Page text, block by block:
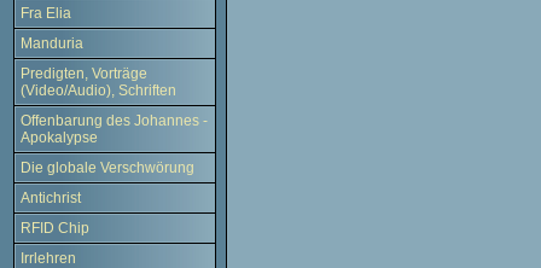
Fra Elia
Manduria
Predigten, Vorträge
(Video/Audio), Schriften
Offenbarung des Johannes -
Apokalypse
Die globale Verschwörung
Antichrist
RFID Chip
Irrlehren